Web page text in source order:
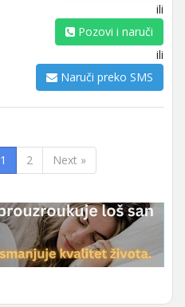
ili
Pozovi i naruči
ili
Naruči preko SMS
1 2 Next »